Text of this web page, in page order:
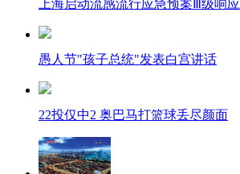
上海启动流感流行应急预案Ⅲ级响应
愚人节"孩子总统"发表白宫讲话
22投仅中2 奥巴马打篮球丢尽颜面